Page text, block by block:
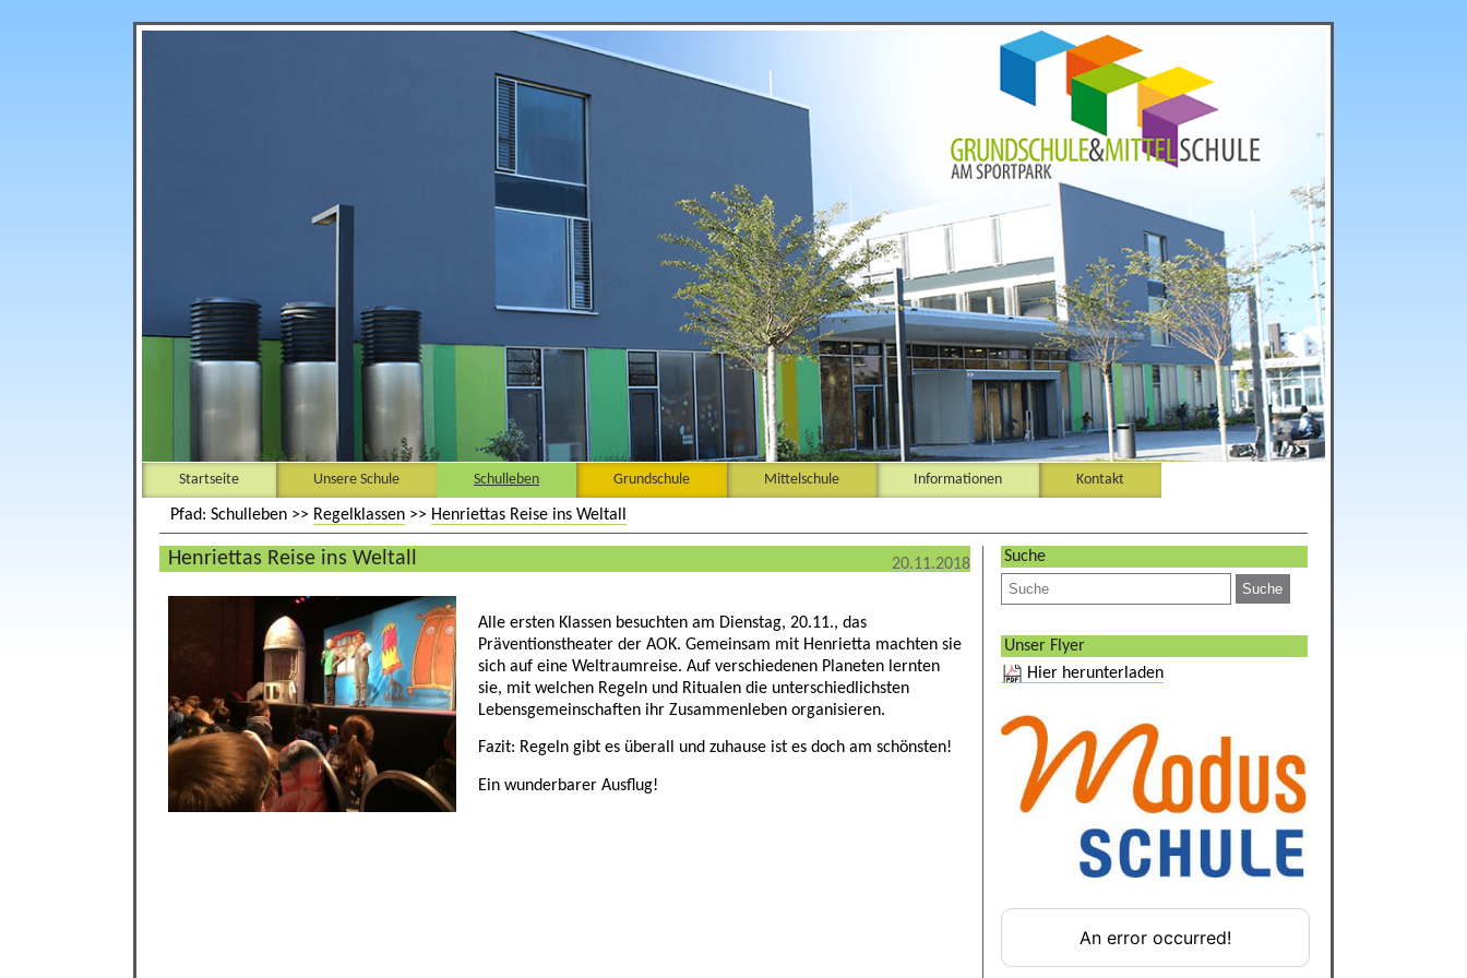
Startseite Unsere Schule Schulleben Grundschule Mittelschule Informationen Kontakt
Pfad: Schulleben >> Regelklassen >> Henriettas Reise ins Weltall
Henriettas Reise ins Weltall 20.11.2018
Alle ersten Klassen besuchten am Dienstag, 20.11., das
Präventionstheater der AOK. Gemeinsam mit Henrietta machten sie
sich auf eine Weltraumreise. Auf verschiedenen Planeten lernten
sie, mit welchen Regeln und Ritualen die unterschiedlichsten
Lebensgemeinschaften ihr Zusammenleben organisieren.
Fazit: Regeln gibt es überall und zuhause ist es doch am schönsten!
Ein wunderbarer Ausflug!
Suche
Unser Flyer
Hier herunterladen